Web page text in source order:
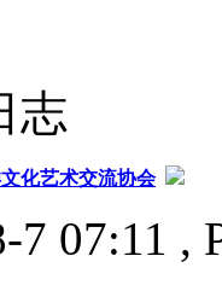
志
化艺术交流协会
7 07:11 ,